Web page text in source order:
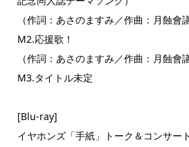
（作詞：あさのますみ／作曲：月蝕會
M2.応援歌！
（作詞：あさのますみ／作曲：月蝕會
M3.タイトル未定
[Blu-ray]
イヤホンズ「手紙」トーク＆コンサ